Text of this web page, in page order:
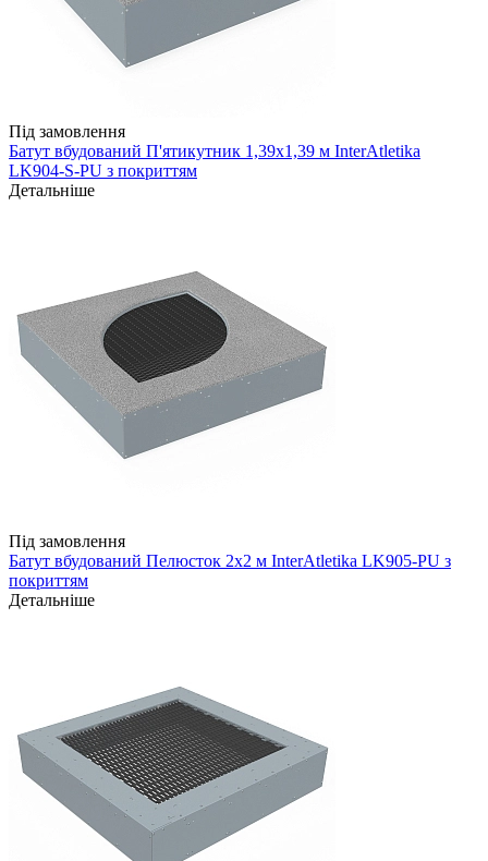
Під замовлення
Батут вбудований П'ятикутник 1,39х1,39 м InterAtletika
LK904-S-PU з покриттям
Детальніше
Під замовлення
Батут вбудований Пелюсток 2х2 м InterAtletika LK905-PU з
покриттям
Детальніше